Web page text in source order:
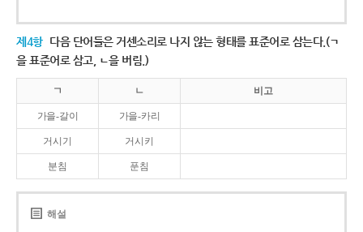
제4항 다음 단어들은 거센소리로 나지 않는 형태를 표준어로 삼는다.(ㄱ
을 표준어로 삼고, ㄴ을 버림.)
ㄱ ㄴ 비고
가을-갈이 가을-카리
거시기 거시키
분침 푼침
해설